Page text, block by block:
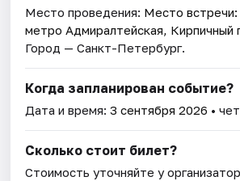
Место проведения: Место встречи:
метро Адмиралтейская, Кирпичный
Город — Санкт-Петербург.
Когда запланирован событие?
Дата и время:3 сентября 2026 •
Сколько стоит билет?
Стоимость уточняйте у